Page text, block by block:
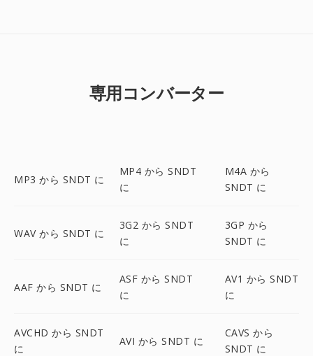
専用コンバーター
MP3 から SNDT に
MP4 から SNDT
に
M4A から
SNDT に
WAV から SNDT に
3G2 から SNDT
に
3GP から
SNDT に
AAF から SNDT に
ASF から SNDT
に
AV1 から SNDT
に
AVCHD から SNDT
に
AVI から SNDT に
CAVS から
SNDT に